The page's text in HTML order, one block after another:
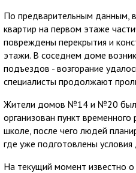
По предварительным данным,
квартир на первом этаже
повреждены перекрытия и
этажи. В соседнем доме
подъездов - возгорание
специалисты продолжают
Жители домов №14 и №20
организован пункт
школе, после чего людей
где уже подготовлены
На текущий момент известно